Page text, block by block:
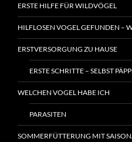
ERSTE HILFE FÜR WILDVÖGEL
HILFLOSEN VOGEL GEFUNDEN –
ERSTVERSORGUNG ZU HAUSE
ERSTE SCHRITTE – SELBST
WELCHEN VOGEL HABE ICH
PARASITEN
SOMMERFÜTTERUNG MIT